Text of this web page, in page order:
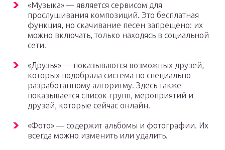
«Музыка» — является сервисом для
прослушивания композиций. Это бесплатная
функция, но скачивание песен запрещено: их
можно включать, только находясь в социальной
сети.
«Друзья» — показываются возможных друзей,
которых подобрала система по специально
разработанному алгоритму. Здесь также
показывается список групп, мероприятий и
друзей, которые сейчас онлайн.
«Фото» — содержит альбомы и фотографии. Их
всегда можно изменить или удалить.